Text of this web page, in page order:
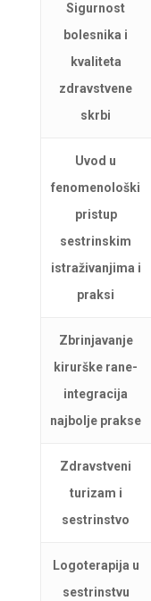
Sigurnost
bolesnika i
kvaliteta
zdravstvene
skrbi
Uvod u
fenomenološki
pristup
sestrinskim
istraživanjima i
praksi
Zbrinjavanje
kirurške rane-
integracija
najbolje prakse
Zdravstveni
turizam i
sestrinstvo
Logoterapija u
sestrinstvu